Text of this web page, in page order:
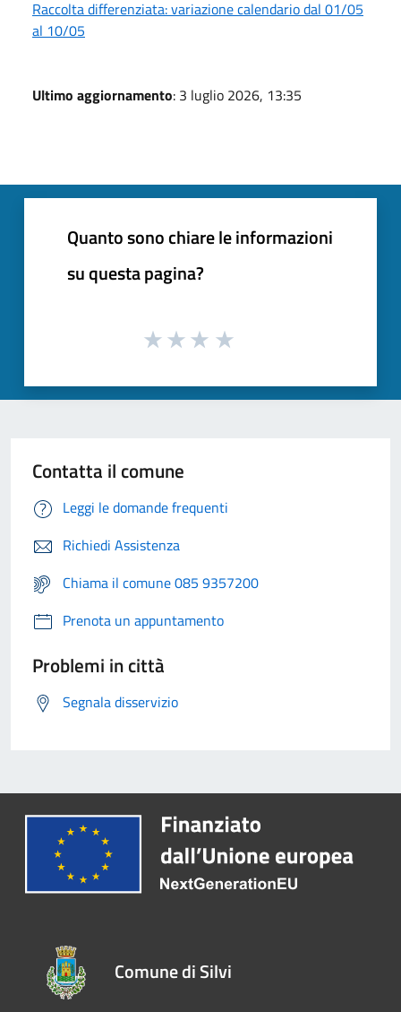
Raccolta differenziata: variazione calendario dal 01/05
al 10/05
Ultimo aggiornamento: 3 luglio 2026, 13:35
Quanto sono chiare le informazioni
su questa pagina?
Contatta il comune
Leggi le domande frequenti
Richiedi Assistenza
Chiama il comune 085 9357200
Prenota un appuntamento
Problemi in città
Segnala disservizio
Comune di Silvi